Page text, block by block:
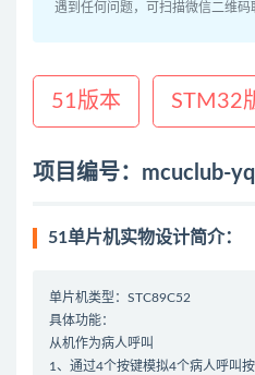
遇到任何问题，可扫描微信二维码
51版本 STM32
项目编号：mcuclub-
51单片机实物设计简介：
单片机类型：STC89C52
具体功能：
从机作为病人呼叫
1、通过4个按键模拟4个病人呼叫